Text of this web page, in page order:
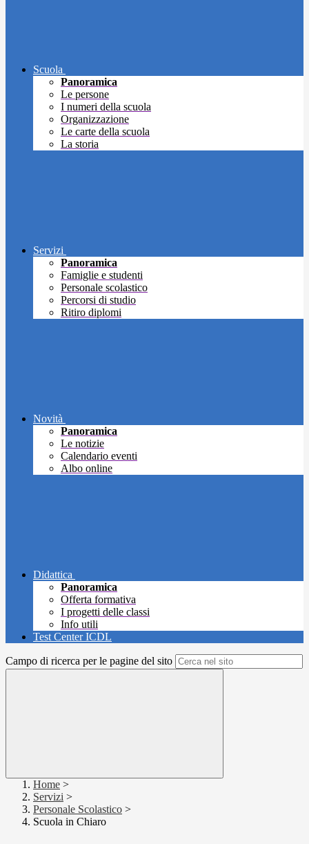
Scuola
Panoramica
Le persone
I numeri della scuola
Organizzazione
Le carte della scuola
La storia
Servizi
Panoramica
Famiglie e studenti
Personale scolastico
Percorsi di studio
Ritiro diplomi
Novità
Panoramica
Le notizie
Calendario eventi
Albo online
Didattica
Panoramica
Offerta formativa
I progetti delle classi
Info utili
Test Center ICDL
Campo di ricerca per le pagine del sito
Home >
Servizi >
Personale Scolastico >
Scuola in Chiaro